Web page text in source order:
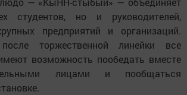
студентов, но и руководителей,
предприятий и организаций.
торжественной линейки все
возможность пообедать вместе
лицами и пообщаться